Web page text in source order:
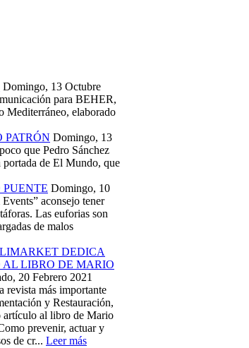
Domingo, 13 Octubre
para BEHER,
Mediterráneo, elaborado
PATRÓN Domingo, 13
que Pedro Sánchez
portada de El Mundo, que
Domingo, 10
aconsejo tener
Las euforias son
de malos
DEDICA
LIBRO DE MARIO
20 Febrero 2021
más importante
y Restauración,
artículo al libro de Mario
prevenir, actuar y
de cr... Leer más